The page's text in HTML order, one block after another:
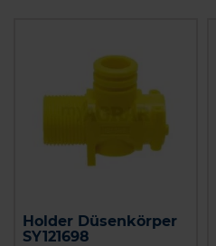
Holder Düsenkörper
SY121698